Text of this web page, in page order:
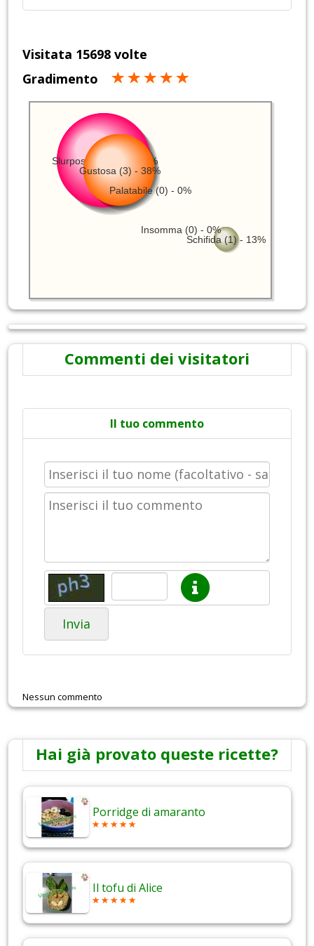
Visitata 15698 volte
Gradimento
Slurposissima (4) - 50%
Gustosa (3) - 38%
Schifida (1) - 13%
Insomma (0) - 0%
Palatabile (0) - 0%
Commenti dei visitatori
Il tuo commento
Invia
Nessun commento
Hai già provato queste ricette?
Porridge di amaranto
Il tofu di Alice